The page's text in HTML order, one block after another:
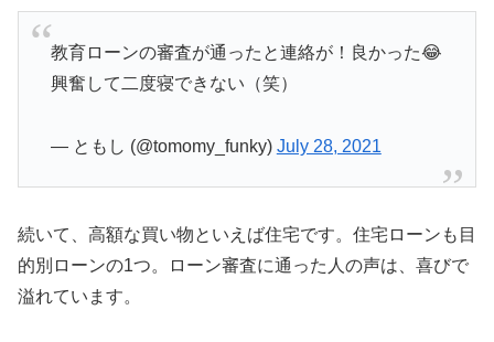
教育ローンの審査が通ったと連絡が！良かった😂
興奮して二度寝できない（笑）
— ともし (@tomomy_funky) July 28, 2021
続いて、高額な買い物といえば住宅です。住宅ローンも目
的別ローンの1つ。ローン審査に通った人の声は、喜びで
溢れています。